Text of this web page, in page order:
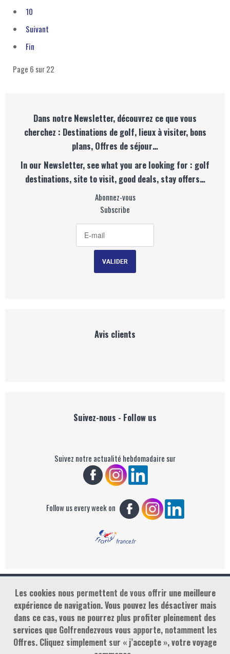
10
Suivant
Fin
Page 6 sur 22
Dans notre Newsletter, découvrez ce que vous
cherchez : Destinations de golf, lieux à visiter, bons
plans, Offres de séjour…
In our Newsletter, see what you are looking for : golf
destinations, site to visit, good deals, stay offers…
Abonnez-vous
Subscribe
Avis clients
Suivez-nous - Follow us
Suivez notre actualité hebdomadaire sur
Follow us every week on
Copyright : Golf Rendez-vous
Mentions légales &
Conditions générales
contact@golfrendezvous.com
Les cookies nous permettent de vous offrir une meilleure
expérience de navigation. Vous pouvez les désactiver mais
dans ce cas, vous ne pourrez plus profiter pleinement des
services que Golfrendezvous vous apporte, notamment les
Offres. Cliquez simplement sur « j’accepte », votre voyage